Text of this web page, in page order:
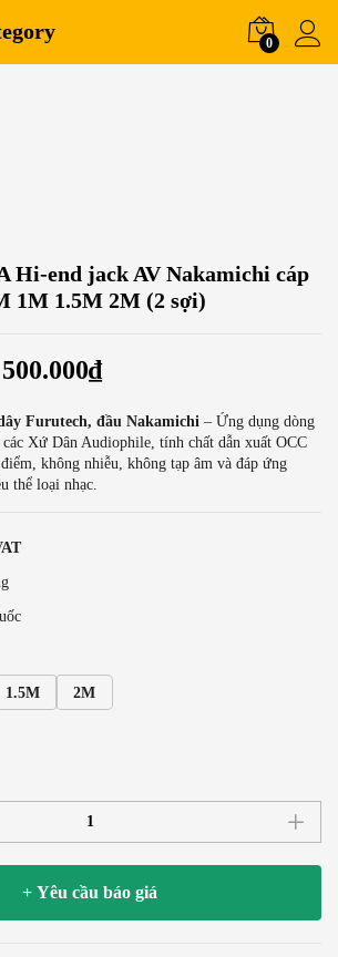
0
Hi-end jack AV Nakamichi cáp
1M 1.5M 2M (2 sợi)
500.000₫
Furutech, đầu Nakamichi – Ứng dụng dòng
Xứ Dân Audiophile, tính chất dẫn xuất OCC
không nhiễu, không tạp âm và đáp ứng
thể loại nhạc.
1.5M 2M
+ Yêu cầu báo giá